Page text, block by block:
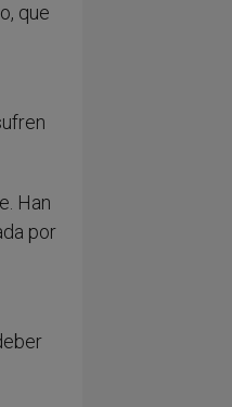
que
Han
por